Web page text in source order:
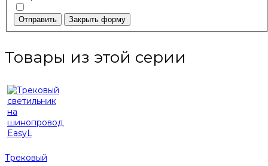
Отправить Закрыть форму
Товары из этой серии
Трековый